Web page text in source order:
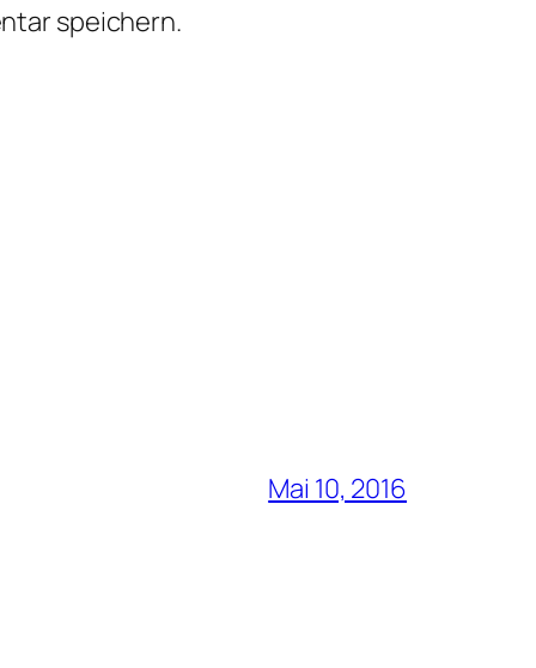
speichern.
Mai 10, 2016